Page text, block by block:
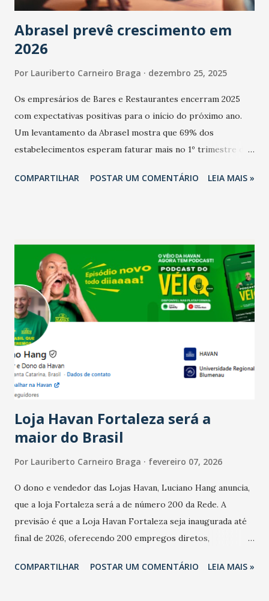
Abrasel prevê crescimento em
2026
Por Lauriberto Carneiro Braga dezembro 25, 2025
Os empresários de Bares e Restaurantes encerram 2025
com expectativas positivas para o início do próximo ano.
Um levantamento da Abrasel mostra que 69% dos
estabelecimentos esperam faturar mais no 1º trimestre de
relação ao último trimestre deste ano, 56% também
confraternizações de fim de ano e pelo pagamento do 13º
Salário para um número maior de trabalhadores, já que o
país tem a menor taxa de desemprego dos anos recentes.
Ainda segundo a Pesquisa, em novembro de 2025, 40% dos
bares e restaurantes operaram com lucro e outros 40%
registraram equilíbrio financeiro. Já o percentual de
estabelecimentos no prejuízo ficou em 19%, pouco abaixo
do observado no mês anterior. Outros 1% não existiam em
novembro. Em relação a outubro, o faturamento também
cresceu. De acordo com a pesquisa, 44% dos n...
COMPARTILHAR POSTAR UM COMENTÁRIO LEIA MAIS »
Loja Havan Fortaleza será a
maior do Brasil
Por Lauriberto Carneiro Braga fevereiro 07, 2026
O dono e vendedor das Lojas Havan, Luciano Hang anuncia,
que a loja Fortaleza será a de número 200 da Rede. A
previsão é que a Loja Havan Fortaleza seja inaugurada até
final de 2026, oferecendo 200 empregos diretos,
Havan Fortaleza ainda não foi anunciada oficialmente, mas
COMPARTILHAR POSTAR UM COMENTÁRIO LEIA MAIS »